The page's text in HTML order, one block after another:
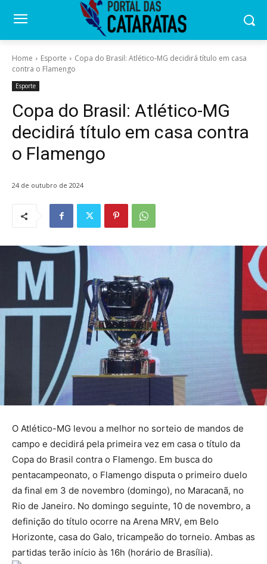
Home Esporte
Copa do Brasil: Atlético-MG decidirá título em casa
contra o Flamengo
Esporte
Copa do Brasil: Atlético-MG
decidirá título em casa contra
o Flamengo
24 de outubro de 2024
O Atlético-MG levou a melhor no sorteio de mandos de
campo e decidirá pela primeira vez em casa o título da
Copa do Brasil contra o Flamengo. Em busca do
pentacampeonato, o Flamengo disputa o primeiro duelo
da final em 3 de novembro (domingo), no Maracanã, no
Rio de Janeiro. No domingo seguinte, 10 de novembro, a
definição do título ocorre na Arena MRV, em Belo
Horizonte, casa do Galo, tricampeão do torneio. Ambas as
partidas terão início às 16h (horário de Brasília).